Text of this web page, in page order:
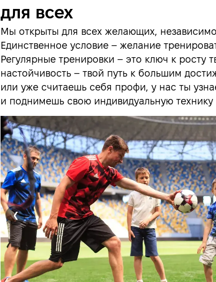
для всех
Мы открыты для всех желающих,
Единственное условие – желание
Регулярные тренировки – это ключ к росту
настойчивость – твой путь к большим
или уже считаешь себя профи, у нас ты
и поднимешь свою индивидуальную технику
❮